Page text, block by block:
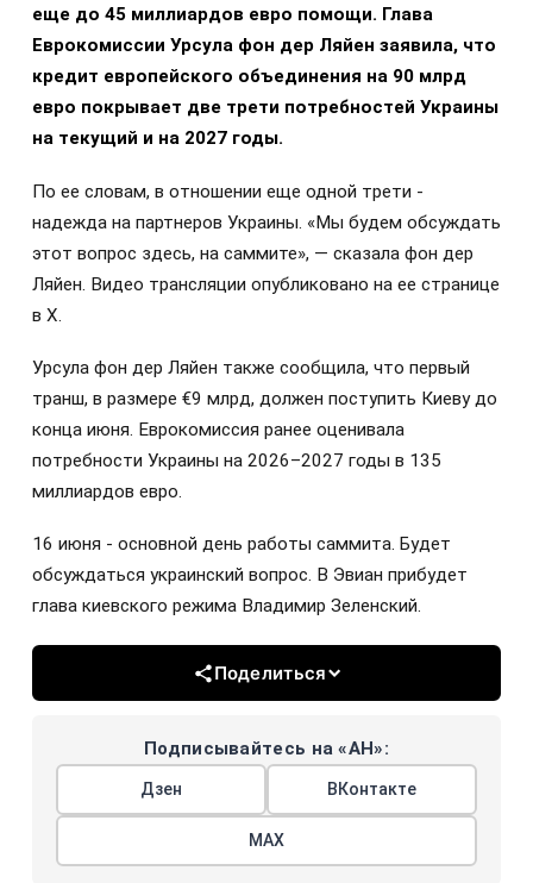
еще до 45 миллиардов евро помощи. Глава
Еврокомиссии Урсула фон дер Ляйен заявила, что
кредит европейского объединения на 90 млрд
евро покрывает две трети потребностей Украины
на текущий и на 2027 годы.
По ее словам, в отношении еще одной трети -
надежда на партнеров Украины. «Мы будем обсуждать
этот вопрос здесь, на саммите», — сказала фон дер
Ляйен. Видео трансляции опубликовано на ее странице
в X.
Урсула фон дер Ляйен также сообщила, что первый
транш, в размере €9 млрд, должен поступить Киеву до
конца июня. Еврокомиссия ранее оценивала
потребности Украины на 2026–2027 годы в 135
миллиардов евро.
16 июня - основной день работы саммита. Будет
обсуждаться украинский вопрос. В Эвиан прибудет
глава киевского режима Владимир Зеленский.
Поделиться
Подписывайтесь на «АН»:
Дзен ВКонтакте
МАХ